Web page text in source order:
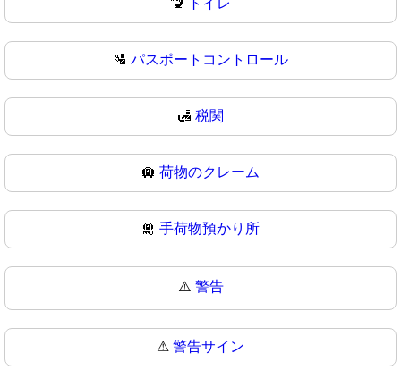
🚾 トイレ
🛂 パスポートコントロール
🛃 税関
🛄 荷物のクレーム
🛅 手荷物預かり所
⚠️ 警告
⚠ 警告サイン